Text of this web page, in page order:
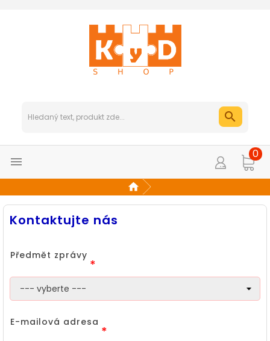

0
Kontaktujte nás
Předmět zprávy
*
E-mailová adresa
*